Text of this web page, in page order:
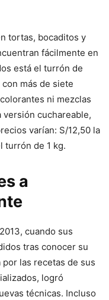
tortas, bocaditos y
fácilmente en
está el turrón de
más de siete
ni mezclas
versión cuchareable,
varían: S/12,50 la
turrón de 1 kg.
a
cuando sus
tras conocer su
las recetas de sus
logró
técnicas. Incluso